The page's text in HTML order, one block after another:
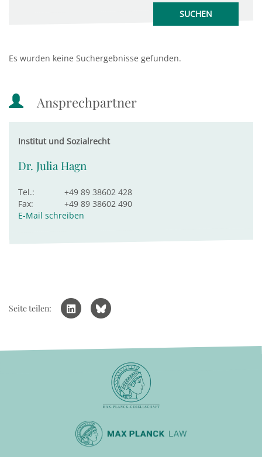
Es wurden keine Suchergebnisse gefunden.
Ansprechpartner
Institut und Sozialrecht
Dr. Julia Hagn
Tel.:
+49 89 38602 428
Fax:
+49 89 38602 490
E-Mail schreiben
Seite teilen: